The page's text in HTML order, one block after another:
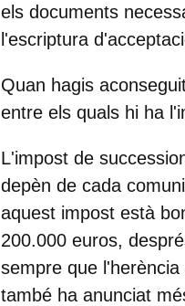
els documents
l'escriptura
Quan hagis
entre els quals hi ha l'
L'impost de
depèn de cada
aquest impost està
200.000 euros,
sempre que
també ha anunciat